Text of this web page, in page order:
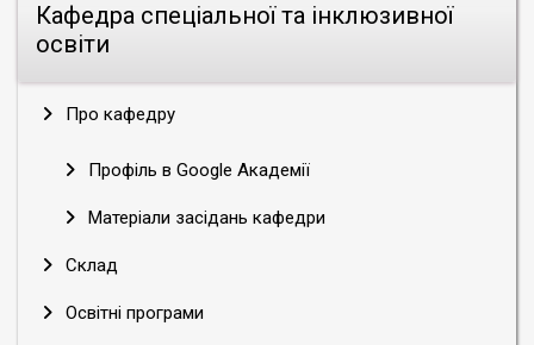
Кафедра спеціальної та інклюзивної
освіти
Про кафедру
Профіль в Google Академії
Матеріали засідань кафедри
Склад
Освітні програми